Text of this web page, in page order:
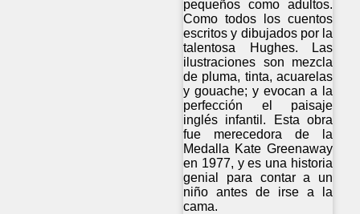
pequeños como adultos.
Como todos los cuentos
escritos y dibujados por la
talentosa Hughes. Las
ilustraciones son mezcla
de pluma, tinta, acuarelas
y gouache; y evocan a la
perfección el paisaje
inglés infantil. Esta obra
fue merecedora de la
Medalla Kate Greenaway
en 1977, y es una historia
genial para contar a un
niño antes de irse a la
cama.